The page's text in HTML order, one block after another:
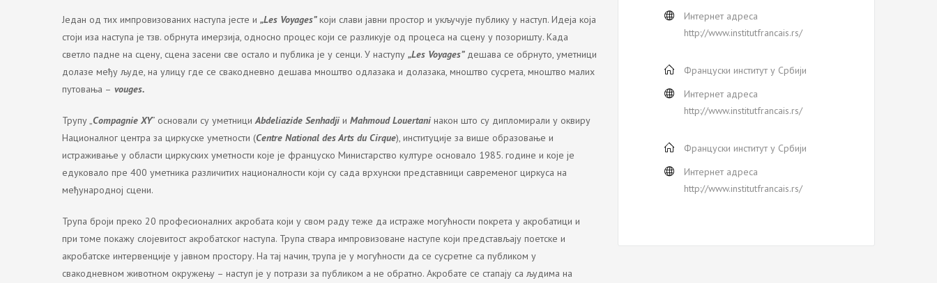
Један од тих импровизованих наступа јесте и „Les Voyages”који слави јавни простор и укључује публику у наступ. Идеја која
стоји иза наступа је тзв. обрнута имерзија, односно процес који се разликује од процеса на сцену у позоришту. Када
светло падне на сцену, сцена засени све остало и публика је у сенци. У наступу „Les Voyages”дешава се обрнуто, уметници
долазе међу људе, на улицу где се свакодневно дешава мноштво одлазака и долазака, мноштво сусрета, мноштво малих
путовања – vouges.
Трупу „ Compagnie XY” основали су уметници Abdeliazide Senhadji и Mahmoud Louertani након што су дипломирали у оквиру
Националног центра за циркуске уметности (Centre National des Arts du Cirque), институције за више образовање и
истраживање у области циркуских уметности које је француско Министарство културе основало 1985. године и које је
едуковало пре 400 уметника различитих националности који су сада врхунски представници савременог циркуса на
међународној сцени.
Трупа броји преко 20 професионалних акробата који у свом раду теже да истраже могућности покрета у акробатици и
при томе покажу слојевитост акробатског наступа. Трупа ствара импровизоване наступе који представљају поетске и
акробатске интервенције у јавном простору. На тај начин, трупа је у могућности да се сусретне са публиком у
свакодневном животном окружењу – наступ је у потрази за публиком а не обратно. Акробате се стапају са људима на
Интернет адреса
http://www.institutfrancais.rs/
Француски институт у Србији
Интернет адреса
http://www.institutfrancais.rs/
Француски институт у Србији
Интернет адреса
http://www.institutfrancais.rs/